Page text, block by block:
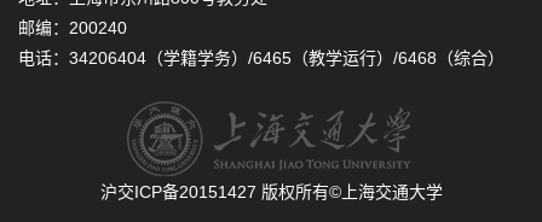
邮编：200240
电话：34206404（学籍学务）/6465（教学运行）/6468（综合）
沪交ICP备20151427 版权所有©上海交通大学